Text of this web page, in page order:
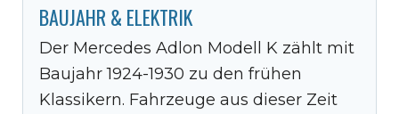
BAUJAHR & ELEKTRIK
Der Mercedes Adlon Modell K zählt mit
Baujahr 1924-1930 zu den frühen
Klassikern. Fahrzeuge aus dieser Zeit